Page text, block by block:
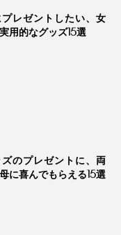
充電できて、本体
サイズだから、家
やジム、出張先で
り替えた機械ニガ
ていましたが、す
ました。母による
うジェット洗浄をや
しみて、すごくイ
レゼントしたい、女
用的なグッズ15選
のプレゼントに、両
に喜んでもらえる15選